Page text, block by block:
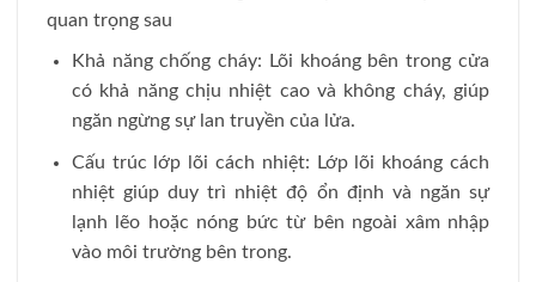
quan trọng sau
Khả năng chống cháy: Lõi khoáng bên trong cửa
có khả năng chịu nhiệt cao và không cháy, giúp
ngăn ngừng sự lan truyền của lửa.
Cấu trúc lớp lõi cách nhiệt: Lớp lõi khoáng cách
nhiệt giúp duy trì nhiệt độ ổn định và ngăn sự
lạnh lẽo hoặc nóng bức từ bên ngoài xâm nhập
vào môi trường bên trong.